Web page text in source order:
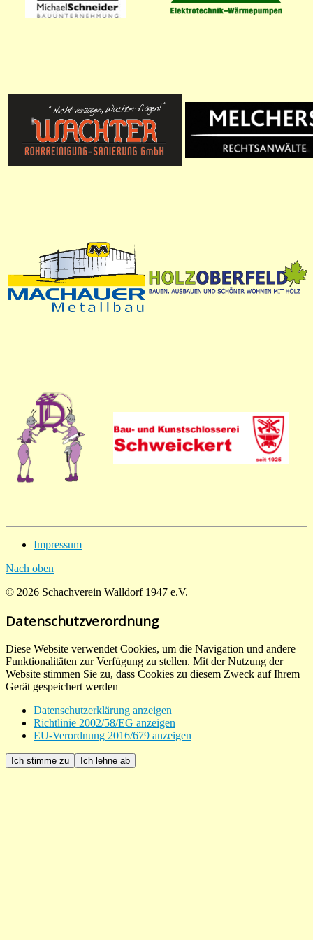
Impressum
Nach oben
© 2026 Schachverein Walldorf 1947 e.V.
Datenschutzverordnung
Diese Website verwendet Cookies, um die Navigation und andere
Funktionalitäten zur Verfügung zu stellen. Mit der Nutzung der
Website stimmen Sie zu, dass Cookies zu diesem Zweck auf Ihrem
Gerät gespeichert werden
Datenschutzerklärung anzeigen
Richtlinie 2002/58/EG anzeigen
EU-Verordnung 2016/679 anzeigen
Ich stimme zu Ich lehne ab